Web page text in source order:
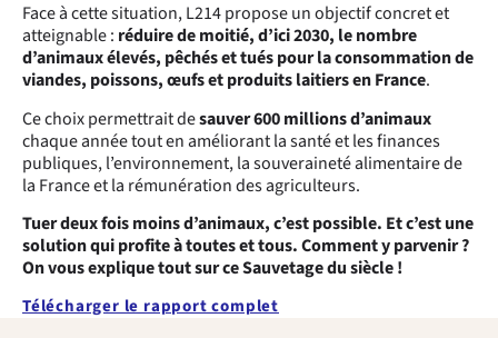
Face à cette situation, L214 propose un objectif concret et
atteignable : réduire de moitié, d’ici 2030, le nombre
d’animaux élevés, pêchés et tués pour la consommation de
viandes, poissons, œufs et produits laitiers en France.
Ce choix permettrait desauver 600 millions d’animaux
chaque année tout en améliorant la santé et les finances
publiques, l’environnement, la souveraineté alimentaire de
la France et la rémunération des agriculteurs.
Tuer deux fois moins d’animaux, c’est possible. Et c’est une
solution qui profite à toutes et tous. Comment y parvenir ?
On vous explique tout sur ce Sauvetage du siècle !
Télécharger le rapport complet